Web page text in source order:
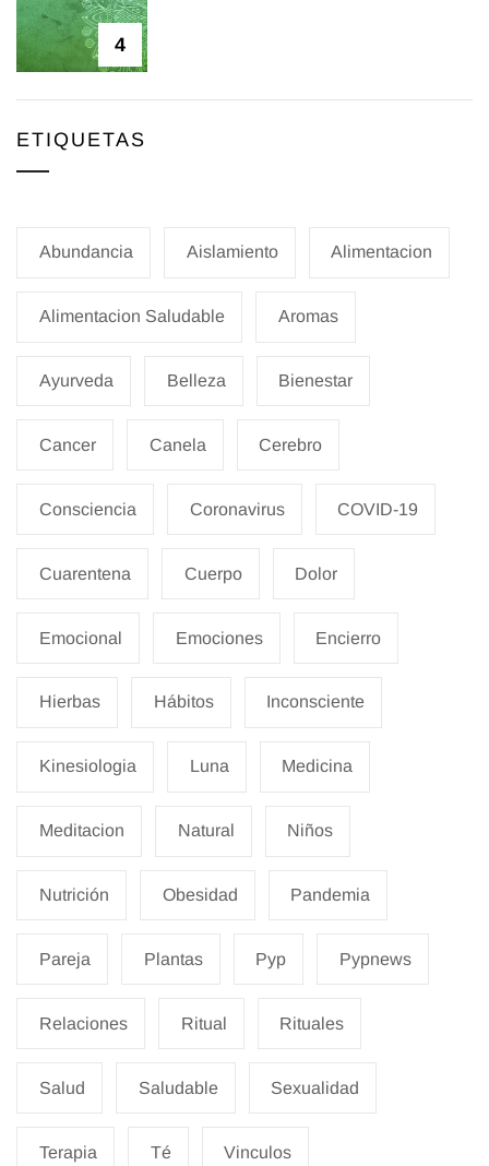
4
ETIQUETAS
Abundancia Aislamiento Alimentacion
Alimentacion Saludable Aromas
Ayurveda Belleza Bienestar
Cancer Canela Cerebro
Consciencia Coronavirus COVID-19
Cuarentena Cuerpo Dolor
Emocional Emociones Encierro
Hierbas Hábitos Inconsciente
Kinesiologia Luna Medicina
Meditacion Natural Niños
Nutrición Obesidad Pandemia
Pareja Plantas Pyp Pypnews
Relaciones Ritual Rituales
Salud Saludable Sexualidad
Terapia Té Vinculos